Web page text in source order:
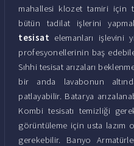
mahallesi klozet tamiri için
bütün tadilat işlerini
tesisatelemanları işlevini
profesyonellerinin baş
Sıhhi tesisat arızaları
bir anda lavabonun
patlayabilir. Batarya
Kombi tesisatı temizliği
görüntüleme için usta lazım
gerekebilir. Banyo